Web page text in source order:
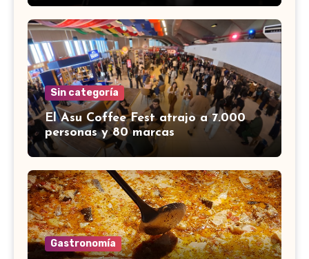
Sin categoría
El Asu Coffee Fest atrajo a 7.000
personas y 80 marcas
Gastronomía